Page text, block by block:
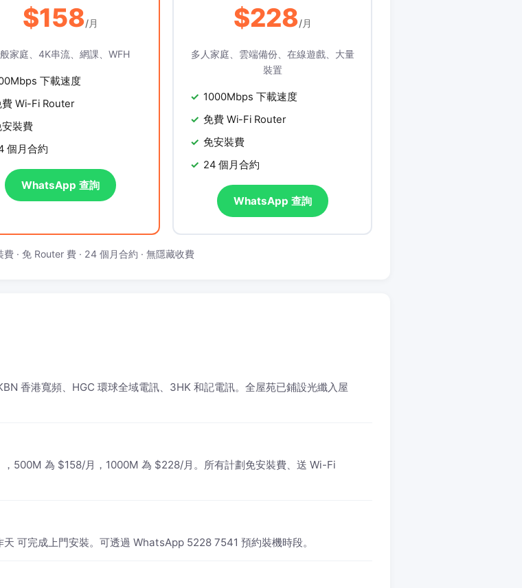
$158/月
家庭、4K串流、網課、WFH
下載速度
費 Wi-Fi Router
裝費
個月合約
WhatsApp 查詢
$228/月
多人家庭、雲端備份、在線遊戲、大量
裝置
1000Mbps 下載速度
免費 Wi-Fi Router
免安裝費
24 個月合約
WhatsApp 查詢
· 免 Router 費 · 24 個月合約 · 無隱藏收費
香港寬頻、HGC 環球全域電訊、3HK 和記電訊。全屋苑已鋪設光纖入屋
500M 為 $158/月，1000M 為 $228/月。所有計劃免安裝費、送 Wi-Fi
可完成上門安裝。可透過 WhatsApp 5228 7541 預約裝機時段。